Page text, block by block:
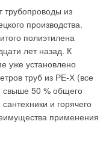
трубопроводы из
производства.
полиэтилена
лет назад. К
уже установлено
труб из РЕ-Х (все
свыше 50 % общего
и горячего
применения
», дочернее
филиалов во всех
и дочерние
лет опыта,
и сооружений